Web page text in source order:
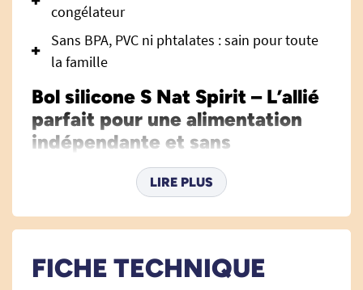
congélateur
Sans BPA, PVC ni phtalates : sain pour toute
la famille
Bol silicone S Nat Spirit – L’allié
parfait pour une alimentation
indépendante et sans
bol silicone S Nat Spiritest une aide
précieuse pour tous ceux – enfants, adultes,
souhaitent profiter de leurs repas en toute
simplicité, confort et sécurité. Pensé pour
LIRE PLUS
FICHE TECHNIQUE